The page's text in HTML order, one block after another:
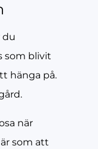
du
som blivit
hänga på.
när
som att